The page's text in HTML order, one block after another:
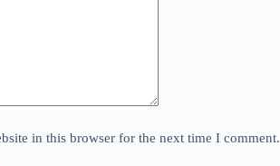
in this browser for the next time I comment.